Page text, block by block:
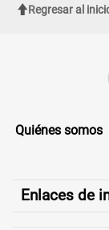
Regresar al
Quiénes somos
Enlaces de